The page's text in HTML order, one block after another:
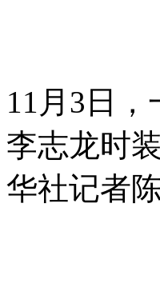
11月3日
李志龙时
华社记者